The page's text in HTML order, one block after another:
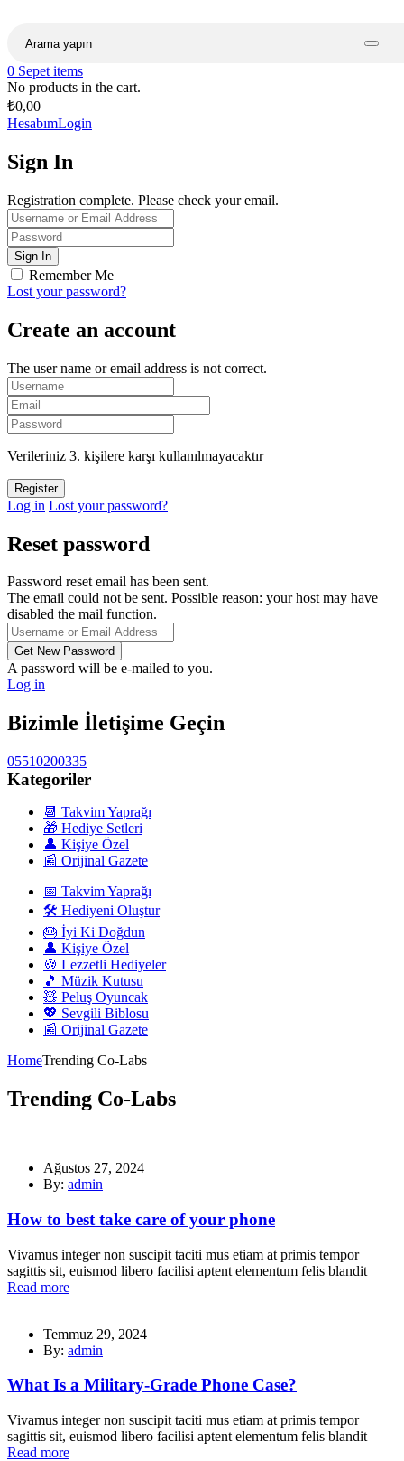
0 Sepet items
No products in the cart.
₺0,00
HesabımLogin
Sign In
Registration complete. Please check your email.
Remember Me
Lost your password?
Create an account
The user name or email address is not correct.
Verileriniz 3. kişilere karşı kullanılmayacaktır
Log in Lost your password?
Reset password
Password reset email has been sent.
The email could not be sent. Possible reason: your host may have
disabled the mail function.
A password will be e-mailed to you.
Log in
Bizimle İletişime Geçin
05510200335
Kategoriler
📆 Takvim Yaprağı
🎁 Hediye Setleri
👤 Kişiye Özel
📰 Orijinal Gazete
📅 Takvim Yaprağı
🛠️ Hediyeni Oluştur
🎂 İyi Ki Doğdun
👤 Kişiye Özel
🍪 Lezzetli Hediyeler
🎵 Müzik Kutusu
🧸 Peluş Oyuncak
💖 Sevgili Biblosu
📰 Orijinal Gazete
HomeTrending Co-Labs
Trending Co-Labs
Ağustos 27, 2024
By: admin
How to best take care of your phone
Vivamus integer non suscipit taciti mus etiam at primis tempor
sagittis sit, euismod libero facilisi aptent elementum felis blandit
Read more
Temmuz 29, 2024
By: admin
What Is a Military-Grade Phone Case?
Vivamus integer non suscipit taciti mus etiam at primis tempor
sagittis sit, euismod libero facilisi aptent elementum felis blandit
Read more